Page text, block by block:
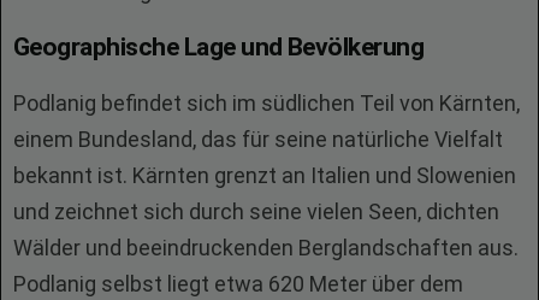
Geographische Lage und Bevölkerung
Podlanig befindet sich im südlichen Teil von Kärnten,
einem Bundesland, das für seine natürliche Vielfalt
bekannt ist. Kärnten grenzt an Italien und Slowenien
und zeichnet sich durch seine vielen Seen, dichten
Wälder und beeindruckenden Berglandschaften aus.
Podlanig selbst liegt etwa 620 Meter über dem